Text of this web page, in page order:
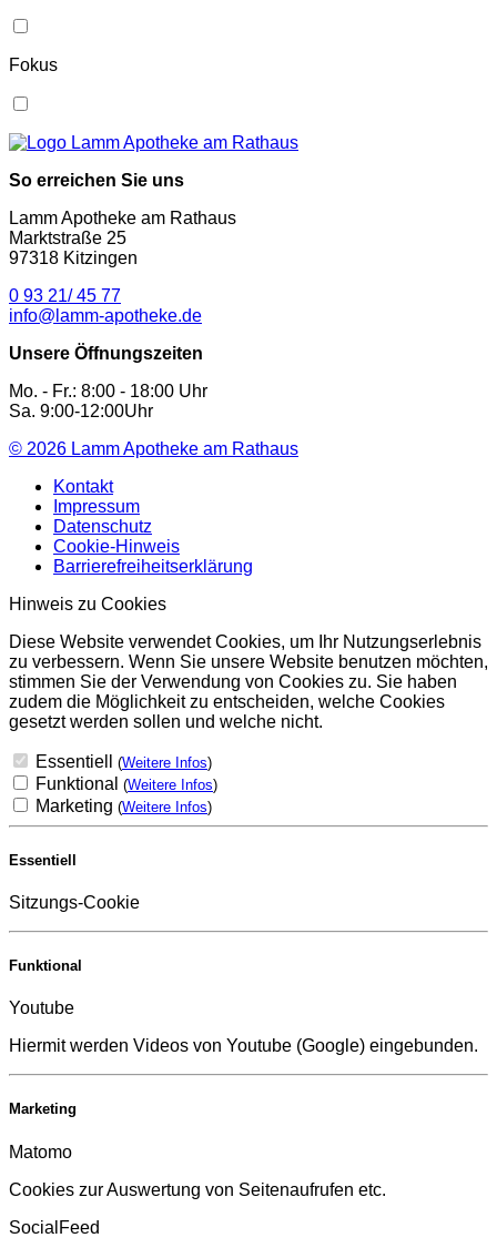
Fokus
So erreichen Sie uns
Lamm Apotheke am Rathaus
Marktstraße 25
97318 Kitzingen
0 93 21/ 45 77
info@lamm-apotheke.de
Unsere Öffnungszeiten
Mo. - Fr.: 8:00 - 18:00 Uhr
Sa. 9:00-12:00Uhr
© 2026 Lamm Apotheke am Rathaus
Kontakt
Impressum
Datenschutz
Cookie-Hinweis
Barrierefreiheitserklärung
Hinweis zu Cookies
Diese Website verwendet Cookies, um Ihr Nutzungserlebnis
zu verbessern. Wenn Sie unsere Website benutzen möchten,
stimmen Sie der Verwendung von Cookies zu. Sie haben
zudem die Möglichkeit zu entscheiden, welche Cookies
gesetzt werden sollen und welche nicht.
Essentiell (Weitere Infos)
Funktional (Weitere Infos)
Marketing (Weitere Infos)
Essentiell
Sitzungs-Cookie
Funktional
Youtube
Hiermit werden Videos von Youtube (Google) eingebunden.
Marketing
Matomo
Cookies zur Auswertung von Seitenaufrufen etc.
SocialFeed